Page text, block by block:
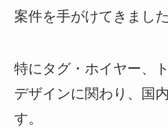
案件を手がけてきました
特にタグ・ホイヤー、
デザインに関わり、国
す。